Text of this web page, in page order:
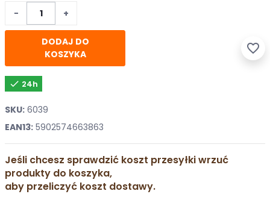
− +
DODAJ DO
KOSZYKA
favorite_border
 24h
SKU: 6039
EAN13: 5902574663863
Jeśli chcesz sprawdzić koszt przesyłki wrzuć
produkty do koszyka,
aby przeliczyć koszt dostawy.